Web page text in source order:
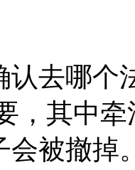
认去哪个
，其中
会被撤掉